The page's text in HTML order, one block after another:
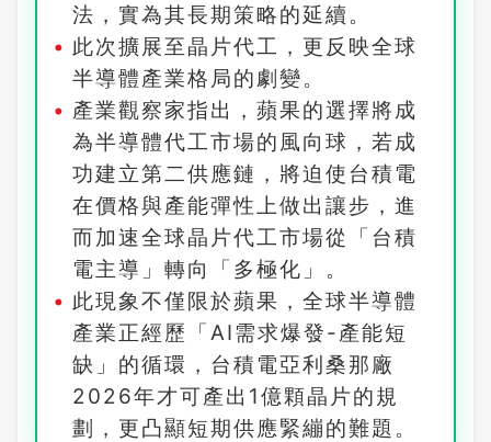
法，實為其長期策略的延續。
此次擴展至晶片代工，更反映全球
半導體產業格局的劇變。
產業觀察家指出，蘋果的選擇將成
為半導體代工市場的風向球，若成
功建立第二供應鏈，將迫使台積電
在價格與產能彈性上做出讓步，進
而加速全球晶片代工市場從「台積
電主導」轉向「多極化」。
此現象不僅限於蘋果，全球半導體
產業正經歷「AI需求爆發-產能短
缺」的循環，台積電亞利桑那廠
2026年才可產出1億顆晶片的規
劃，更凸顯短期供應緊繃的難題。